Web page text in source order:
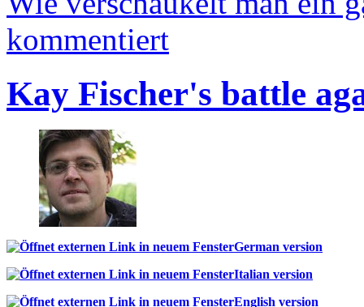
kommentiert
Kay Fischer's battle
German version
Italian version
English version